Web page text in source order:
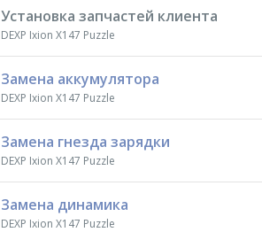
Установка запчастей клиента
DEXP Ixion X147 Puzzle
Замена аккумулятора
DEXP Ixion X147 Puzzle
Замена гнезда зарядки
DEXP Ixion X147 Puzzle
Замена динамика
DEXP Ixion X147 Puzzle